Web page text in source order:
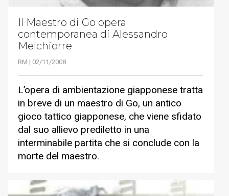
Il Maestro di Go opera
contemporanea di Alessandro
Melchiorre
RM | 02/11/2008
L’opera di ambientazione giapponese tratta
in breve di un maestro di Go, un antico
gioco tattico giapponese, che viene sfidato
dal suo allievo prediletto in una
interminabile partita che si conclude con la
morte del maestro.